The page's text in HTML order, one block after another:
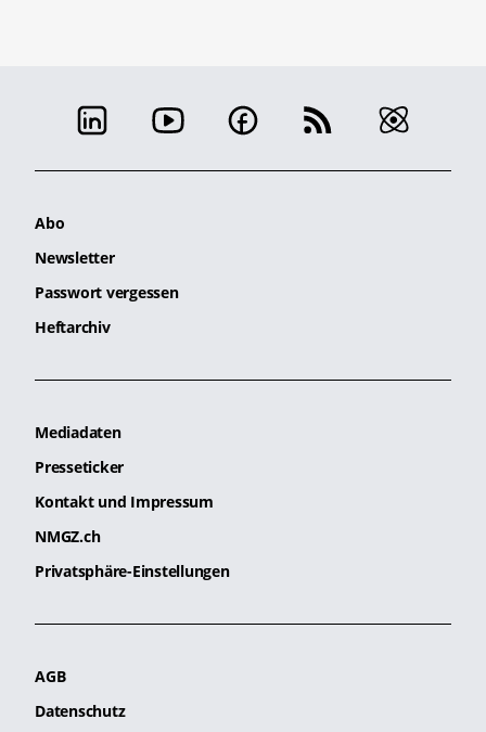
Abo
Newsletter
Passwort vergessen
Heftarchiv
Mediadaten
Presseticker
Kontakt und Impressum
NMGZ.ch
Privatsphäre-Einstellungen
AGB
Datenschutz